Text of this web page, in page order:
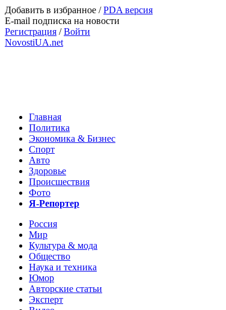
Добавить в избранное /PDA версия
E-mail подписка на новости
Регистрация /Войти
NovostiUA.net
Главная
Политика
Экономика & Бизнес
Спорт
Авто
Здоровье
Происшествия
Фото
Я-Репортер
Россия
Мир
Культура & мода
Общество
Наука и техника
Юмор
Авторские статьи
Эксперт